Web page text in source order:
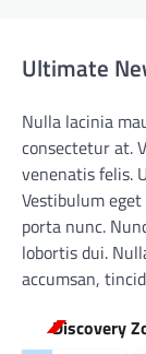
Ultimate
Nulla lacinia
consectetur at.
venenatis felis.
Vestibulum
porta nunc.
lobortis dui.
accumsan,
Discovery